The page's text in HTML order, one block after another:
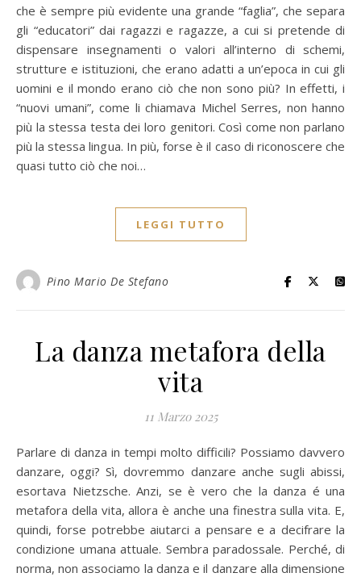
che è sempre più evidente una grande “faglia”, che separa
gli “educatori” dai ragazzi e ragazze, a cui si pretende di
dispensare insegnamenti o valori all’interno di schemi,
strutture e istituzioni, che erano adatti a un’epoca in cui gli
uomini e il mondo erano ciò che non sono più? In effetti, i
“nuovi umani”, come li chiamava Michel Serres, non hanno
più la stessa testa dei loro genitori. Così come non parlano
più la stessa lingua. In più, forse è il caso di riconoscere che
quasi tutto ciò che noi…
LEGGI TUTTO
Pino Mario De Stefano
La danza metafora della
vita
11 Marzo 2025
Parlare di danza in tempi molto difficili? Possiamo davvero
danzare, oggi? Sì, dovremmo danzare anche sugli abissi,
esortava Nietzsche. Anzi, se è vero che la danza é una
metafora della vita, allora è anche una finestra sulla vita. E,
quindi, forse potrebbe aiutarci a pensare e a decifrare la
condizione umana attuale. Sembra paradossale. Perché, di
norma, non associamo la danza e il danzare alla dimensione